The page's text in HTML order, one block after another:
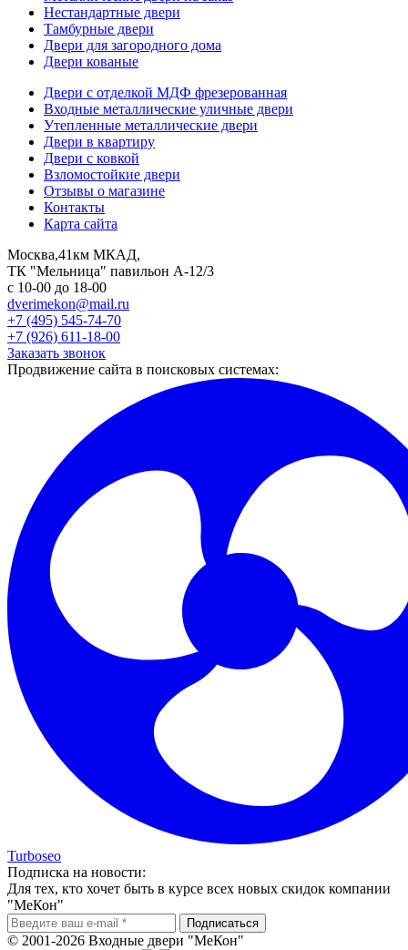
Нестандартные двери
Тамбурные двери
Двери для загородного дома
Двери кованые
Двери с отделкой МДФ фрезерованная
Входные металлические уличные двери
Утепленные металлические двери
Двери в квартиру
Двери с ковкой
Взломостойкие двери
Отзывы о магазине
Контакты
Карта сайта
Москва,41км МКАД,
ТК "Мельница" павильон А-12/3
с 10-00 до 18-00
dverimekon@mail.ru
+7 (495) 545-74-70
+7 (926) 611-18-00
Заказать звонок
Продвижение сайта в поисковых системах:
Turboseo
Подписка на новости:
Для тех, кто хочет быть в курсе всех новых скидок компании
"МеКон"
© 2001-2026 Входные двери "МеКон"